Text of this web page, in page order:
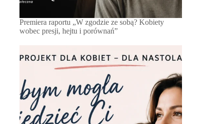
Premiera raportu „W zgodzie ze sobą? Kobiety
wobec presji, hejtu i porównań”